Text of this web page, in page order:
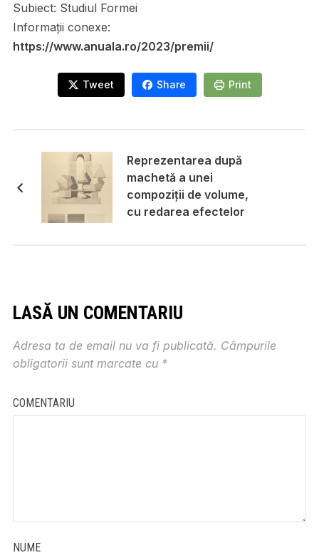
Subiect: Studiul Formei
Informații conexe:
https://www.anuala.ro/2023/premii/
Tweet Share Print
Reprezentarea după
machetă a unei
compoziții de volume,
cu redarea efectelor
LASĂ UN COMENTARIU
Adresa ta de email nu va fi publicată. Câmpurile
obligatorii sunt marcate cu *
COMENTARIU
NUME